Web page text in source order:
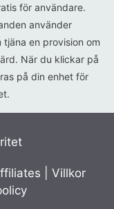
för användare.
använder
en provision om
När du klickar på
på din enhet för
Villkor